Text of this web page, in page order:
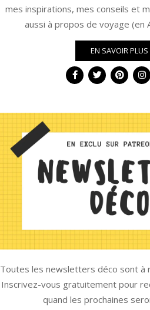
mes inspirations, mes conseils et
aussi à propos de voyage (en
EN SAVOIR PLUS
Toutes les newsletters déco sont à
Inscrivez-vous gratuitement pour
quand les prochaines